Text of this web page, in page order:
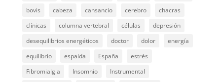
bovis
cabeza cansancio cerebro
chacras
clínicas
columna vertebral células
depresión
desequilibrios energéticos
doctor dolor
energía
equilibrio
espalda España
estrés
Fibromialgia
Insomnio
Instrumental